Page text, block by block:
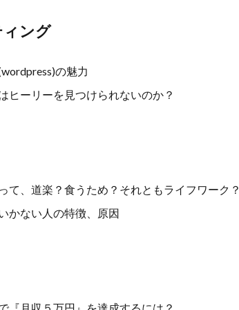
ング
の魅力
ヒーリーを見つけられないのか？
て、道楽？食うため？それともライフワーク？
かない人の特徴、原因